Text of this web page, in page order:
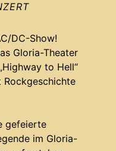
DC-Show!
Gloria-Theater
to Hell“
Rockgeschichte
gefeierte
im Gloria-